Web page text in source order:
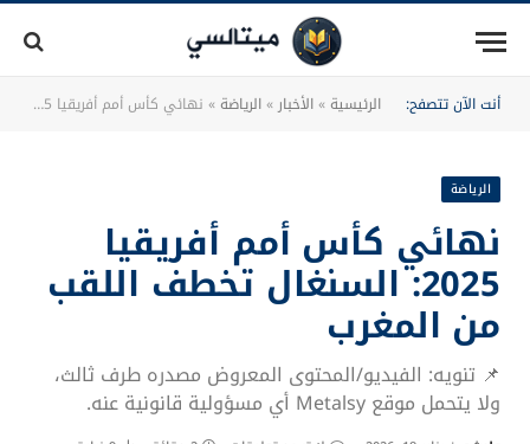
أنت الآن تتصفح: الرئيسية»الأخبار »الرياضة» نهائي كأس أمم أفريقيا 2025: السنغال تخطف اللقب من المغرب
الرياضة
نهائي كأس أمم أفريقيا
2025: السنغال تخطف اللقب
من المغرب
📌 تنويه: الفيديو/المحتوى المعروض مصدره طرف ثالث،
ولا يتحمل موقع Metalsy أي مسؤولية قانونية عنه.